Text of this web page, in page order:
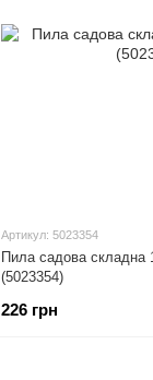
Артикул: 5023354
Пила садова складна
(5023354)
226 грн